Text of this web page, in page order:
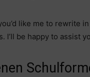
like me to rewrite
I’ll be happy to assist